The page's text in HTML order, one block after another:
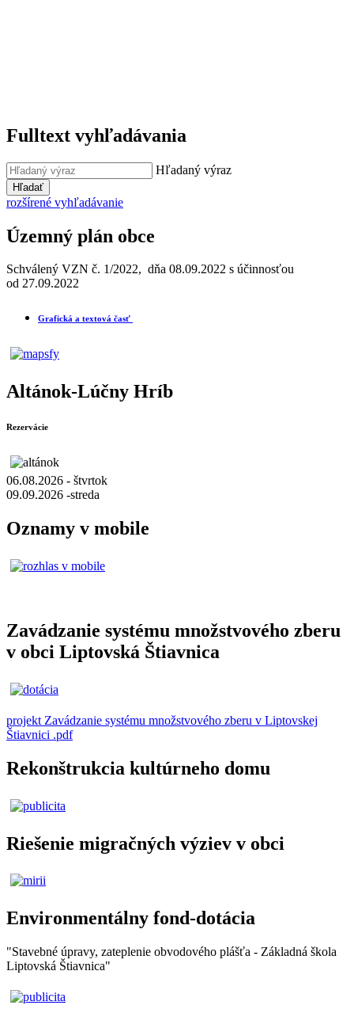
Fulltext vyhľadávania
Hľadaný výraz
Hľadať
rozšírené vyhľadávanie
Územný plán obce
Schválený VZN č. 1/2022, dňa 08.09.2022 s účinnosťou
od 27.09.2022
Grafická a textová časť
Altánok-Lúčny Hríb
Rezervácie
06.08.2026 - štvrtok
09.09.2026 -streda
Oznamy v mobile
Zavádzanie systému množstvového zberu
v obci Liptovská Štiavnica
projekt Zavádzanie systému množstvového zberu v Liptovskej
Štiavnici .pdf
Rekonštrukcia kultúrneho domu
Riešenie migračných výziev v obci
Environmentálny fond-dotácia
"Stavebné úpravy, zateplenie obvodového plášťa - Základná škola
Liptovská Štiavnica"